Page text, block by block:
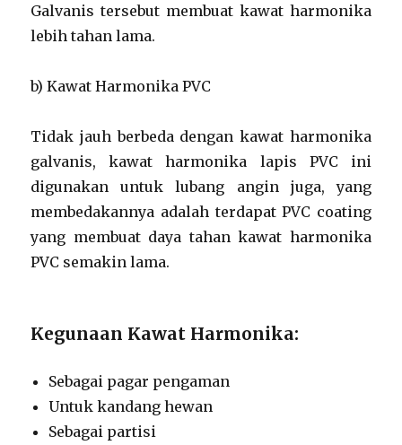
Galvanis tersebut membuat kawat harmonika
lebih tahan lama.
b) Kawat Harmonika PVC
Tidak jauh berbeda dengan kawat harmonika
galvanis, kawat harmonika lapis PVC ini
digunakan untuk lubang angin juga, yang
membedakannya adalah terdapat PVC coating
yang membuat daya tahan kawat harmonika
PVC semakin lama.
Kegunaan Kawat Harmonika:
Sebagai pagar pengaman
Untuk kandang hewan
Sebagai partisi